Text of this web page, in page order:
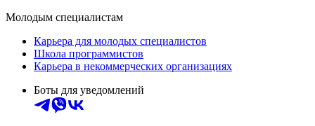
Молодым специалистам
Карьера для молодых специалистов
Школа программистов
Карьера в некоммерческих организациях
Боты для уведомлений